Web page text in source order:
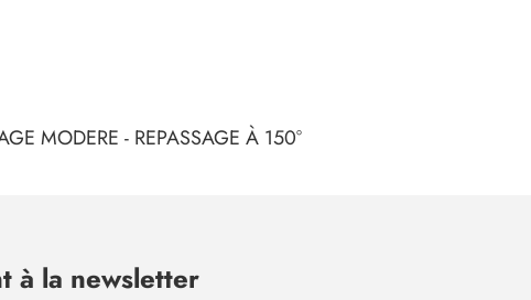
MODERE - REPASSAGE À 150°
à la newsletter